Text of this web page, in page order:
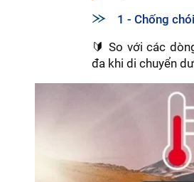
1 - Chống
🔰 So với các
đa khi di chuyển